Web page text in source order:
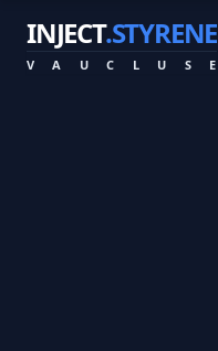
INJECT.STYRENE
V A U C L U S E